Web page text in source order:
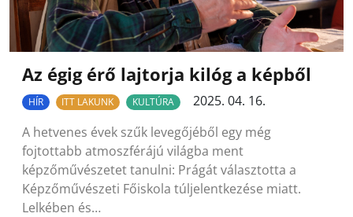
Az égig érő lajtorja kilóg a képből
HÍR ITT LAKUNK KULTÚRA
2025. 04. 16.
A hetvenes évek szűk levegőjéből egy még
fojtottabb atmoszférájú világba ment
képzőművészetet tanulni: Prágát választotta a
Képzőművészeti Főiskola túljelentkezése miatt.
Lelkében és…